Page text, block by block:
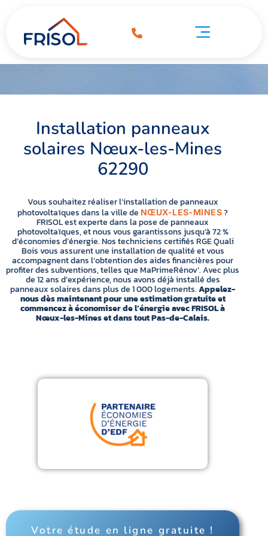
Installation panneaux
solaires Nœux-les-Mines
62290
Vous souhaitez réaliser l’installation de panneaux
photovoltaïques dans la ville de NŒUX-LES-MINES?
FRISOL est experte dans la pose de panneaux
photovoltaïques, et nous vous garantissons jusqu’à 72 %
d’économies d’énergie. Nos techniciens certifiés RGE Quali
Bois vous assurent une installation de qualité et vous
accompagnent dans l’obtention des aides financières pour
profiter des subventions, telles que MaPrimeRénov’. Avec plus
de 12 ans d’expérience, nous avons déjà installé des
panneaux solaires dans plus de 1 000 logements.Appelez-
nous dès maintenant pour une estimation gratuite et
commencez à économiser de l’énergie avec FRISOL à
Nœux-les-Mines et dans tout Pas-de-Calais.
Votre étude en ligne gratuite !